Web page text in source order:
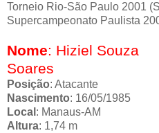
Torneio Rio-São Paulo 2001
Supercampeonato Paulista
Nome: Hiziel Souza
Soares
Posição: Atacante
Nascimento: 16/05/1985
Local : Manaus-AM
Altura: 1,74 m